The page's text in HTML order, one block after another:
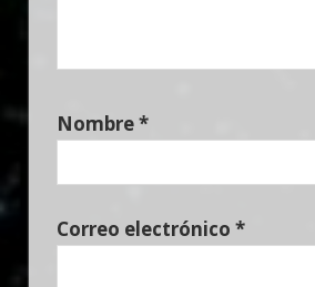
Nombre*
Correo electrónico *